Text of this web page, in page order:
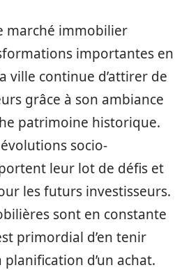
marché immobilier
importantes en
ville continue d’attirer de
grâce à son ambiance
patrimoine historique.
socio-
leur lot de défis et
les futurs investisseurs.
sont en constante
primordial d’en tenir
d’un achat.